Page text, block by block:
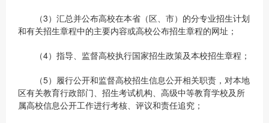
（3）汇总并公布高校在本省（区、市）的分专业招生计划
和有关招生章程中的主要内容或高校公布招生章程的网址；
（4）指导、监督高校执行国家招生政策及本校招生章程；
（5）履行公开和监督高校招生信息公开相关职责，对本地
区有关教育行政部门、招生考试机构、高级中等教育学校及所
属高校信息公开工作进行考核、评议和责任追究；